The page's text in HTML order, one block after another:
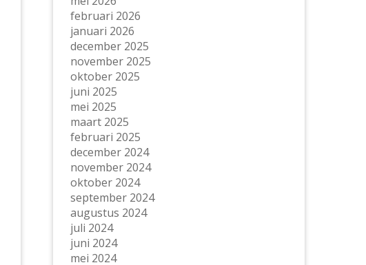
februari 2026
januari 2026
december 2025
november 2025
oktober 2025
juni 2025
mei 2025
maart 2025
februari 2025
december 2024
november 2024
oktober 2024
september 2024
augustus 2024
juli 2024
juni 2024
mei 2024